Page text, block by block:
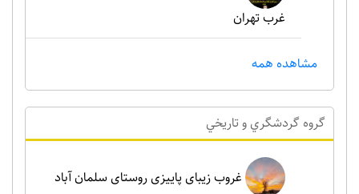
غرب تهران
مشاهده همه
گروه گردشگري و تاريخي
غروب زیبای پاییزی روستای سلمان آباد